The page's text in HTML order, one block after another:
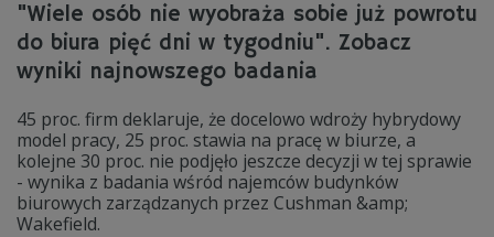
"Wiele osób nie wyobraża sobie już powrotu
do biura pięć dni w tygodniu". Zobacz
wyniki najnowszego badania
45 proc. firm deklaruje, że docelowo wdroży hybrydowy
model pracy, 25 proc. stawia na pracę w biurze, a
kolejne 30 proc. nie podjęło jeszcze decyzji w tej sprawie
- wynika z badania wśród najemców budynków
biurowych zarządzanych przez Cushman &amp;
Wakefield.